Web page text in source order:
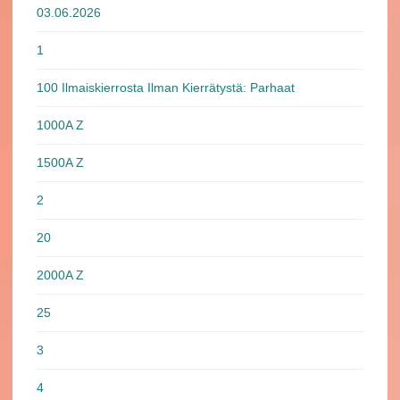
03.06.2026
1
100 Ilmaiskierrosta Ilman Kierrätystä: Parhaat
1000A Z
1500A Z
2
20
2000A Z
25
3
4